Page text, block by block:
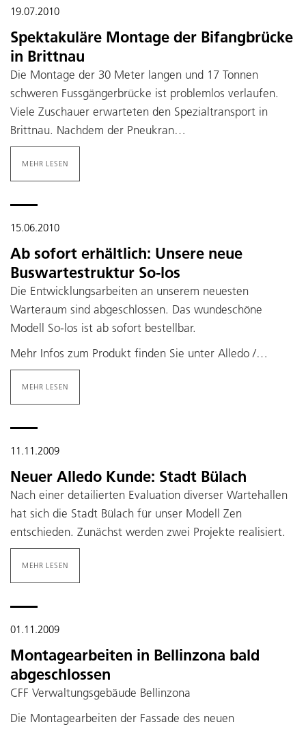
19.07.2010
Spektakuläre Montage der Bifangbrücke
in Brittnau
Die Montage der 30 Meter langen und 17 Tonnen
schweren Fussgängerbrücke ist problemlos verlaufen.
Viele Zuschauer erwarteten den Spezialtransport in
Brittnau. Nachdem der Pneukran…
MEHR LESEN
15.06.2010
Ab sofort erhältlich: Unsere neue
Buswartestruktur So-los
Die Entwicklungsarbeiten an unserem neuesten
Warteraum sind abgeschlossen. Das wundeschöne
Modell So-los ist ab sofort bestellbar.
Mehr Infos zum Produkt finden Sie unter Alledo /…
MEHR LESEN
11.11.2009
Neuer Alledo Kunde: Stadt Bülach
Nach einer detailierten Evaluation diverser Wartehallen
hat sich die Stadt Bülach für unser Modell Zen
entschieden. Zunächst werden zwei Projekte realisiert.
MEHR LESEN
01.11.2009
Montagearbeiten in Bellinzona bald
abgeschlossen
CFF Verwaltungsgebäude Bellinzona
Die Montagearbeiten der Fassade des neuen